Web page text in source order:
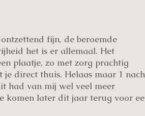
fijn, de beroemde
het is er allemaal. Het
plaatje, zo met zorg prachtig
je direct thuis. Helaas maar 1
had van mij wel veel meer
komen later dit jaar terug voor